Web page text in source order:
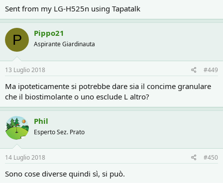
Sent from my LG-H525n using Tapatalk
P Pippo21
Aspirante Giardinauta
13 Luglio 2018 #449
Ma ipoteticamente si potrebbe dare sia il concime granulare
che il biostimolante o uno esclude L altro?
Phil
Esperto Sez. Prato
14 Luglio 2018 #450
Sono cose diverse quindi sì, si può.